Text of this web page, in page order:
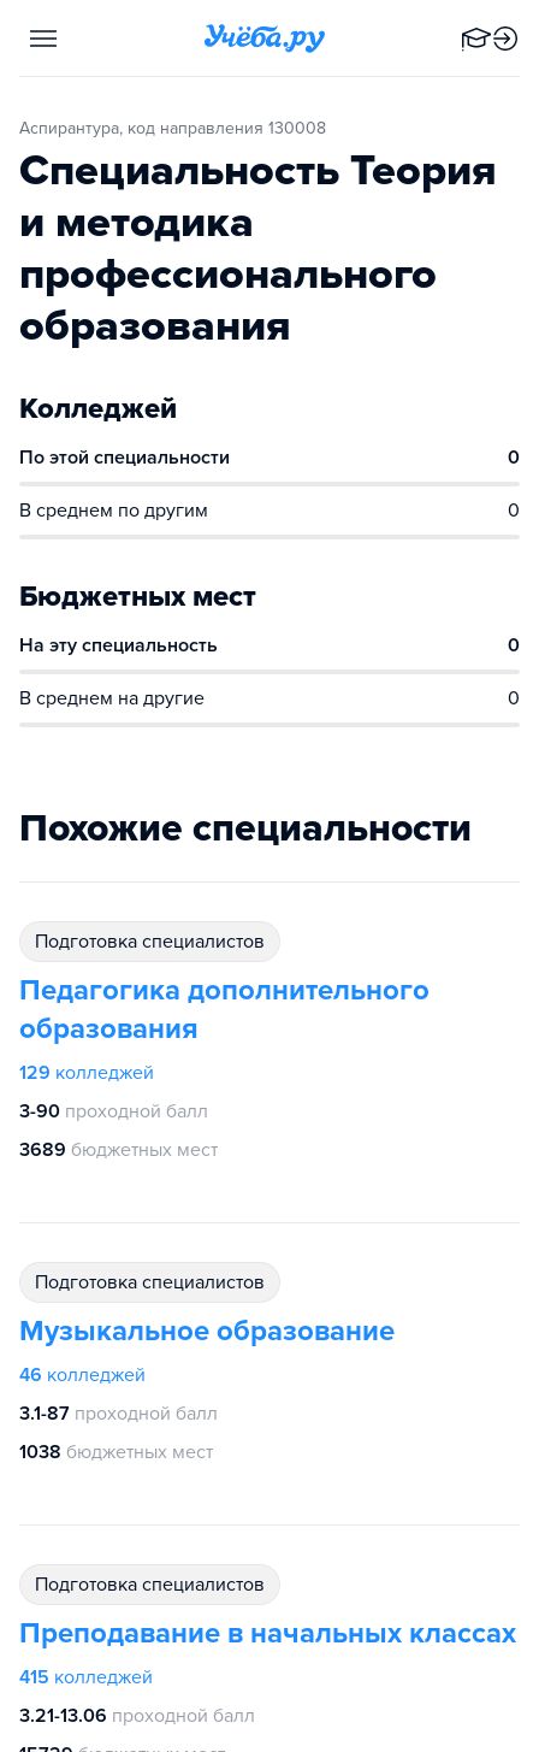
Аспирантура, код направления 130008
Специальность Теория
и методика
профессионального
образования
Колледжей
По этой специальности 0
В среднем по другим 0
Бюджетных мест
На эту специальность 0
В среднем на другие 0
Похожие специальности
подготовка специалистов
Педагогика дополнительного
образования
129 колледжей
3-90 проходной балл
3689 бюджетных мест
подготовка специалистов
Музыкальное образование
46 колледжей
3.1-87 проходной балл
1038 бюджетных мест
подготовка специалистов
Преподавание в начальных классах
415 колледжей
3.21-13.06 проходной балл